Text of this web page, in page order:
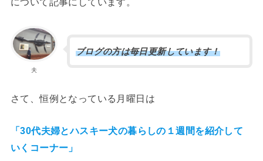
夫
ブログの方は毎日更新しています！
さて、恒例となっている月曜日は
「30代夫婦とハスキー犬の暮らしの１週間を紹介して
いくコーナー」